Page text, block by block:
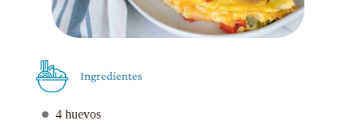
Ingredientes
4 huevos